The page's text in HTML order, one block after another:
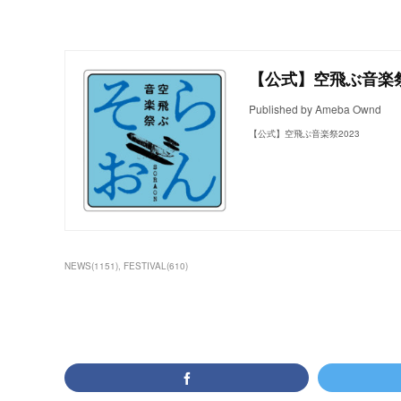
【公式】空飛ぶ音
Published by Ameba Ownd
【公式】空飛ぶ音楽祭2023
NEWS(1151) FESTIVAL(610)